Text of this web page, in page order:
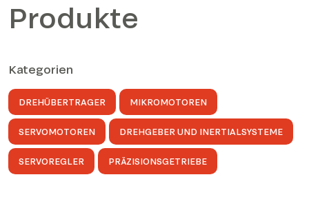
Produkte
Kategorien
DREHÜBERTRAGER MIKROMOTOREN
SERVOMOTOREN DREHGEBER UND INERTIALSYSTEME
SERVOREGLER PRÄZISIONSGETRIEBE